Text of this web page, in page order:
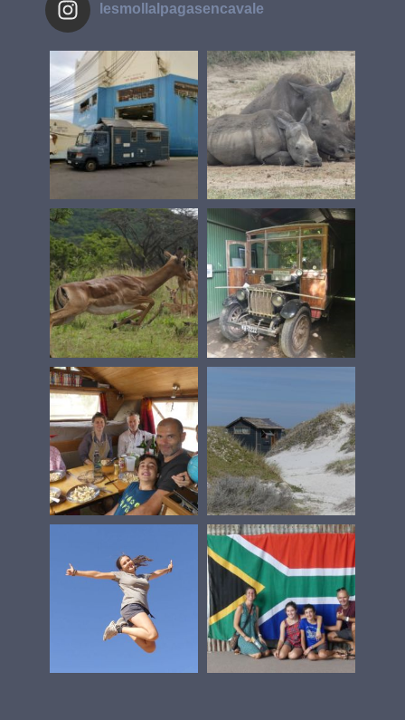
lesmollalpagasencavale